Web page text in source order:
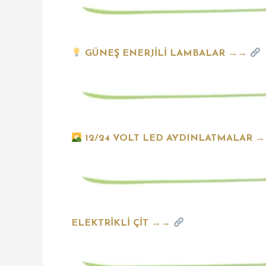
GÜNEŞ ENERJİLİ LAMBALAR →→
12/24 VOLT LED AYDINLATMALAR
ELEKTRİKLİ ÇİT →→